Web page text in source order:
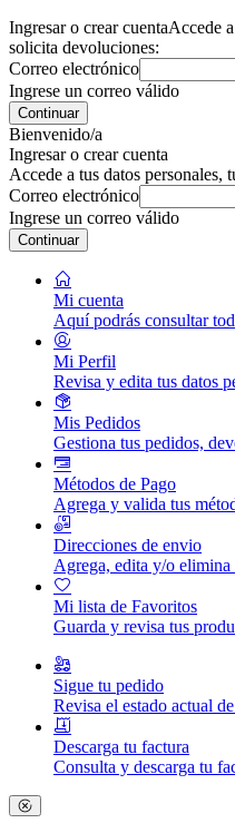
Ingresar o crear cuentaAccede
solicita devoluciones:
Correo electrónico
Ingrese un correo válido
Continuar
Bienvenido/a
Ingresar o crear cuenta
Accede a tus datos personales,
Correo electrónico
Ingrese un correo válido
Continuar
Mi cuenta
Aquí podrás consultar
Mi Perfil
Revisa y edita tus datos
Mis Pedidos
Gestiona tus pedidos,
Métodos de Pago
Agrega y valida tus
Direcciones de envio
Agrega, edita y/o elimina
Mi lista de Favoritos
Guarda y revisa tus
Sigue tu pedido
Revisa el estado actual
Descarga tu factura
Consulta y descarga tu